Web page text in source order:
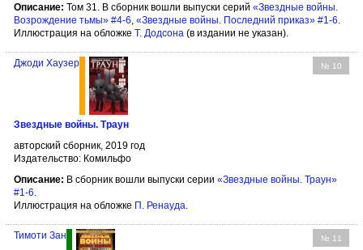
Описание: Том 31. В сборник вошли выпуски серий «Звездные войны.
Возрождение тьмы» #4-6 «Звездные войны. Последний приказ» #1-6
Иллюстрация на обложке Т. Додсона (в издании не указан).
№ 10
Джоди Хаузер
Звездные войны. Траун
авторский сборник, 2019 год
Издательство: Комильфо
Описание: В сборник вошли выпуски серии «Звездные войны. Траун»
#1-6.
Иллюстрация на обложке П. Ренауда.
№ 11
Тимоти Зан